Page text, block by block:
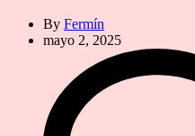
By Fermín
mayo 2, 2025